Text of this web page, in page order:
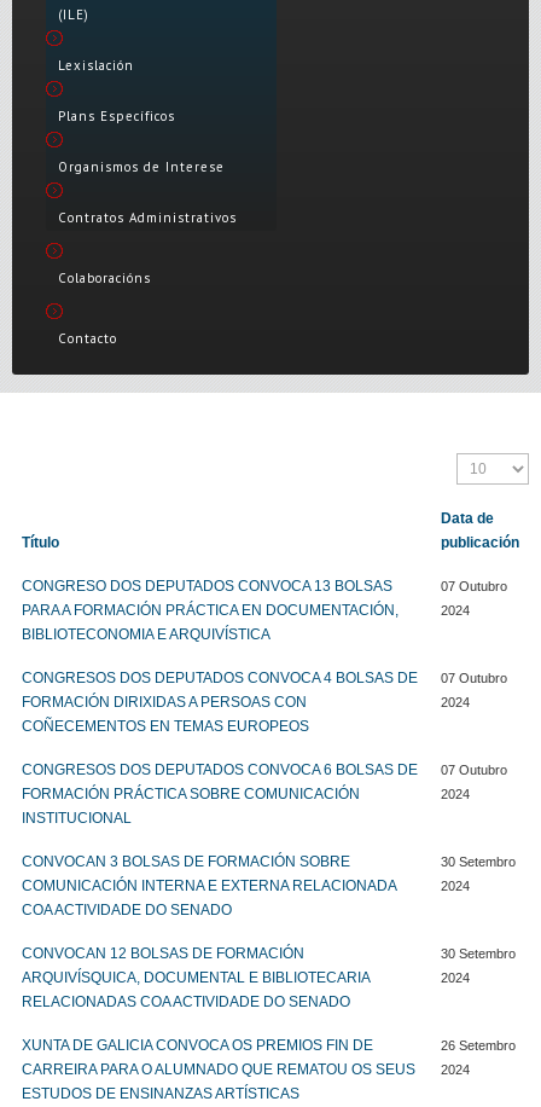
(ILE)
Lexislación
Plans Específicos
Organismos de Interese
Contratos Administrativos
Colaboracións
Contacto
Título
Data de
publicación
CONGRESO DOS DEPUTADOS CONVOCA 13 BOLSAS
PARA A FORMACIÓN PRÁCTICA EN DOCUMENTACIÓN,
BIBLIOTECONOMIA E ARQUIVÍSTICA
07 Outubro
2024
CONGRESOS DOS DEPUTADOS CONVOCA 4 BOLSAS DE
FORMACIÓN DIRIXIDAS A PERSOAS CON
COÑECEMENTOS EN TEMAS EUROPEOS
07 Outubro
2024
CONGRESOS DOS DEPUTADOS CONVOCA 6 BOLSAS DE
FORMACIÓN PRÁCTICA SOBRE COMUNICACIÓN
INSTITUCIONAL
07 Outubro
2024
CONVOCAN 3 BOLSAS DE FORMACIÓN SOBRE
COMUNICACIÓN INTERNA E EXTERNA RELACIONADA
COA ACTIVIDADE DO SENADO
30 Setembro
2024
CONVOCAN 12 BOLSAS DE FORMACIÓN
ARQUIVÍSQUICA, DOCUMENTAL E BIBLIOTECARIA
RELACIONADAS COA ACTIVIDADE DO SENADO
30 Setembro
2024
XUNTA DE GALICIA CONVOCA OS PREMIOS FIN DE
CARREIRA PARA O ALUMNADO QUE REMATOU OS SEUS
ESTUDOS DE ENSINANZAS ARTÍSTICAS
26 Setembro
2024